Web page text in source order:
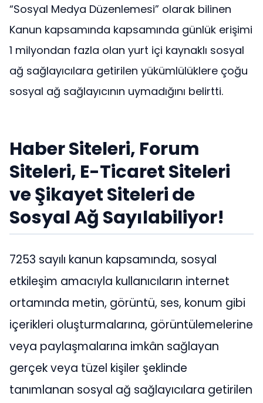
“Sosyal Medya Düzenlemesi” olarak bilinen
Kanun kapsamında kapsamında günlük erişimi
1 milyondan fazla olan yurt içi kaynaklı sosyal
ağ sağlayıcılara getirilen yükümlülüklere çoğu
sosyal ağ sağlayıcının uymadığını belirtti.
Haber Siteleri, Forum
Siteleri, E-Ticaret Siteleri
ve Şikayet Siteleri de
Sosyal Ağ Sayılabiliyor!
7253 sayılı kanun kapsamında, sosyal
etkileşim amacıyla kullanıcıların internet
ortamında metin, görüntü, ses, konum gibi
içerikleri oluşturmalarına, görüntülemelerine
veya paylaşmalarına imkân sağlayan
gerçek veya tüzel kişiler şeklinde
tanımlanan sosyal ağ sağlayıcılara getirilen